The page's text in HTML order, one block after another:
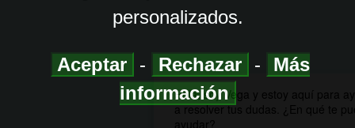
personalizados.
Aceptar - Rechazar -
Más
información